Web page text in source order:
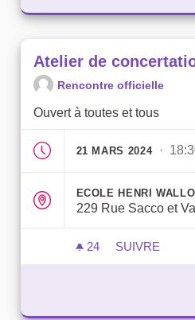
Atelier de
Rencontre officielle
Ouvert à toutes et tous
21 MARS 2024 ·
ECOLE HENRI
229 Rue Sacco et
24 24 ABONNÉS
SUIVRE